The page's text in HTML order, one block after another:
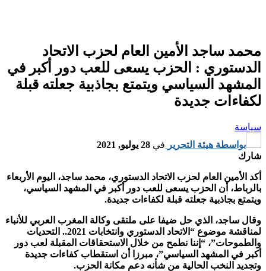
محمد ساجد الأمین العام لحزب الاتحاد
الدستوري : الحزب يسعى للعب دور أكبر في
المشهد السياسي ويتمتع بجاذبية جعلته قبلة
لكفاءات جديدة
سياسة
بواسطة هيئة التحرير في 28 يوليو, 2021
شارك
أكد الأمین العام لحزب الاتحاد الدستوري، محمد ساجد، اليوم الأربعاء
بالرباط، أن الحزب يسعى للعب دور أكبر في المشهد السياسي،
ويتمتع بجاذبية جعلته قبلة لكفاءات جديدة.
وقال ساجد، الذي حل ضیفا على ملتقى وكالة المغرب العربي للأنباء
لمناقشة موضوع “الاتحاد الدستوري وانتخابات 2021.. التحديات
والطموحات”، “إننا نطمح من خلال الاستحقاقات المقبلة لعب دور
أكبر في المشهد السياسي”، مبرزا أن استقطاب كفاءات جديدة
وتجديد النخب الحالية من شأنه دعم مكانة الحزب.